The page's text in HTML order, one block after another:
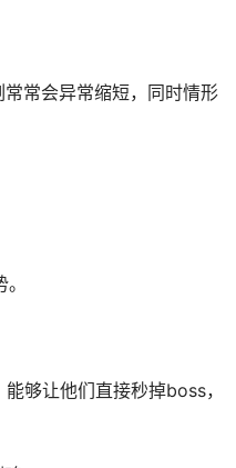
常会异常缩短，同时情形
够让他们直接秒掉boss，